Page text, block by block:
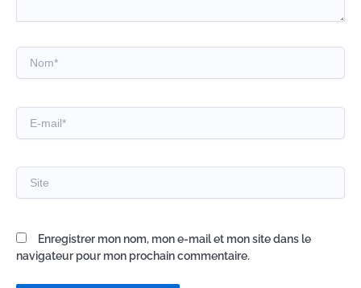
mail*
Enregistrer mon nom, mon e-mail et mon site dans le
navigateur pour mon prochain commentaire.